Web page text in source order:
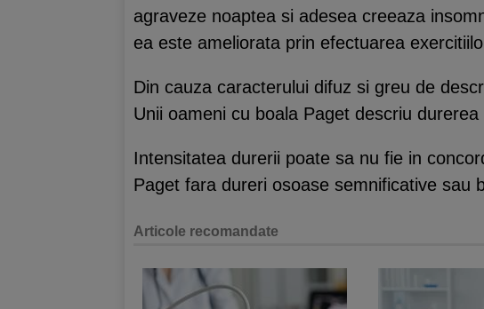
agraveze noaptea si adesea creeaza
ea este ameliorata prin efectuarea
Din cauza caracterului difuz si greu de
Unii oameni cu boala Paget descriu
Intensitatea durerii poate sa nu fie in
Paget fara dureri osoase semnificative sau
Articole recomandate